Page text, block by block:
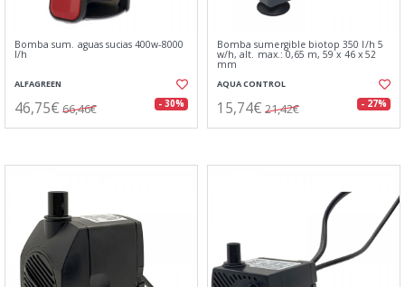
Bomba sum. aguas sucias 400w-8000
l/h
ALFAGREEN
46,75€ 66,46€ - 30%
Bomba sumergible biotop 350 l/h 5
w/h, alt. max.: 0,65 m, 59 x 46 x 52
mm
AQUA CONTROL
15,74€ 21,42€ - 27%